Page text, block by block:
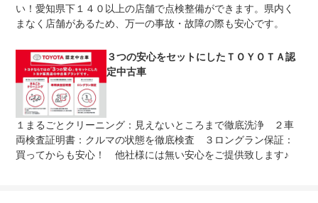
免責金
無し
トヨタロングラン保証につきましては通常の保証利用の場
合、免責金を頂くことはございません。
保証修理
受付先
全国約５０００ヶ所で保証修理が可能。万が一の場合で
も、全国のトヨタテクノショップで保証修理が受けられ
る、オールトヨタのＵ－Ｃａｒネットワーク保証です。
法定整備
整備付 法定12ヶ月または法定24ヶ月点検整備付
※車検なし・車検整備付の場合は法定24ヶ月点検整備付
※商用車は6ヶ月または12ヶ月点検整備付
法定整備
について
愛知トヨタの中古車はお客さまの”安心”・”安全”・”快適”の
ために、納車前に徹底した「点検整備」を実施していま
す。国家資格を取得している自社の整備士が責任を持って
い！愛知県下１４０以上の店舗で点検整備ができます。県内く
まなく店舗があるため、万一の事故・故障の際も安心です。
３つの安心をセットにしたＴＯＹＯＴＡ認
定中古車
１まるごとクリーニング：見えないところまで徹底洗浄 ２車
両検査証明書：クルマの状態を徹底検査 ３ロングラン保証：
買ってからも安心！ 他社様には無い安心をご提供致します♪